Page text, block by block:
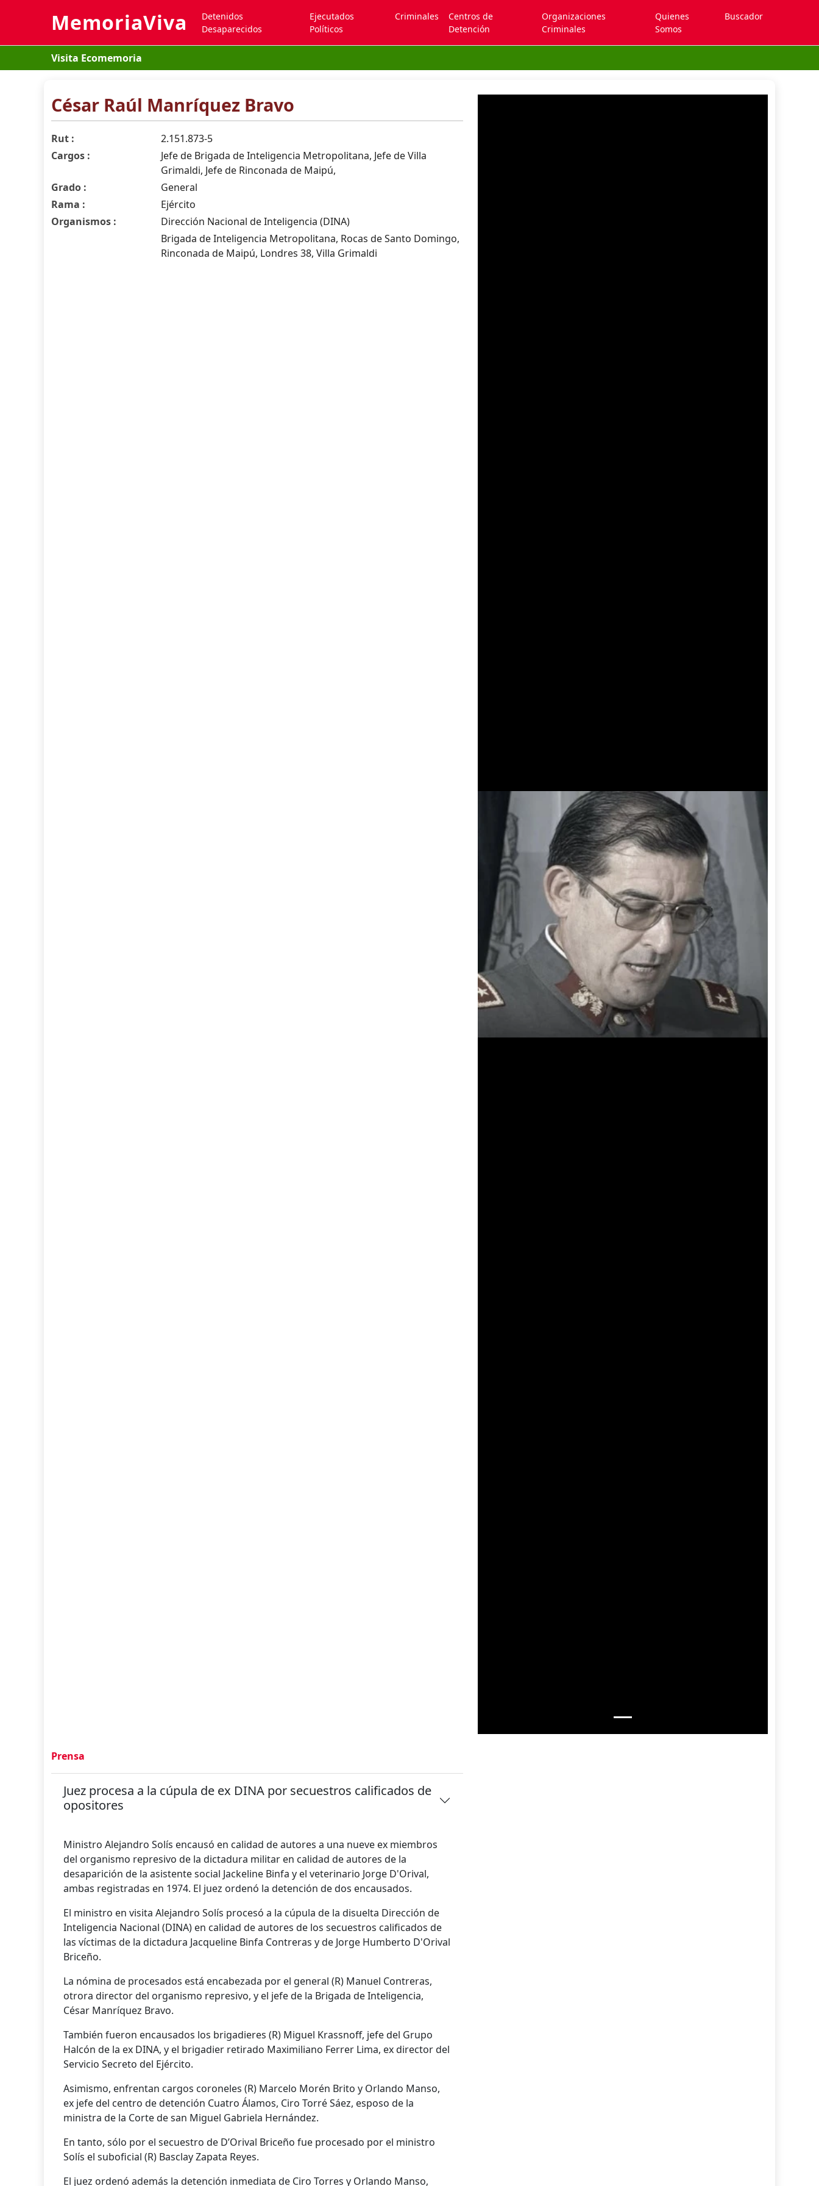
MemoriaViva
Detenidos
Desaparecidos
Ejecutados
Políticos
Criminales
Centros de
Detención
Organizaciones
Criminales
Quienes
Somos
Buscador
Visita Ecomemoria
César Raúl Manríquez Bravo
Rut :
2.151.873-5
Cargos :
Jefe de Brigada de Inteligencia Metropolitana, Jefe de Villa
Grimaldi, Jefe de Rinconada de Maipú,
Grado :
General
Rama :
Ejército
Organismos :
Dirección Nacional de Inteligencia (DINA)
Brigada de Inteligencia Metropolitana, Rocas de Santo Domingo,
Rinconada de Maipú, Londres 38, Villa Grimaldi
Prensa
Juez procesa a la cúpula de ex DINA por secuestros calificados de
opositores
Ministro Alejandro Solís encausó en calidad de autores a una nueve ex miembros
del organismo represivo de la dictadura militar en calidad de autores de la
desaparición de la asistente social Jackeline Binfa y el veterinario Jorge D'Orival,
ambas registradas en 1974. El juez ordenó la detención de dos encausados.
El ministro en visita Alejandro Solís procesó a la cúpula de la disuelta Dirección de
Inteligencia Nacional (DINA) en calidad de autores de los secuestros calificados de
las víctimas de la dictadura Jacqueline Binfa Contreras y de Jorge Humberto D'Orival
Briceño.
La nómina de procesados está encabezada por el general (R) Manuel Contreras,
otrora director del organismo represivo, y el jefe de la Brigada de Inteligencia,
César Manríquez Bravo.
También fueron encausados los brigadieres (R) Miguel Krassnoff, jefe del Grupo
Halcón de la ex DINA, y el brigadier retirado Maximiliano Ferrer Lima, ex director del
Servicio Secreto del Ejército.
Asimismo, enfrentan cargos coroneles (R) Marcelo Morén Brito y Orlando Manso,
ex jefe del centro de detención Cuatro Álamos, Ciro Torré Sáez, esposo de la
ministra de la Corte de san Miguel Gabriela Hernández.
En tanto, sólo por el secuestro de D’Orival Briceño fue procesado por el ministro
Solís el suboficial (R) Basclay Zapata Reyes.
El juez ordenó además la detención inmediata de Ciro Torres y Orlando Manso,